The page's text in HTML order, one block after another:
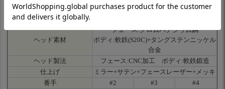
■クラブスペック
ヘッド素材
フェース:クロムバナジウム鋼
ボディ:軟鉄(S20C)+タングステンニッケル
合金
ヘッド製法
フェース:CNC加工 ボディ:軟鉄鍛造
仕上げ
ミラー+サテン+フェースレーザー+メッキ
番手
#2 #3
#4